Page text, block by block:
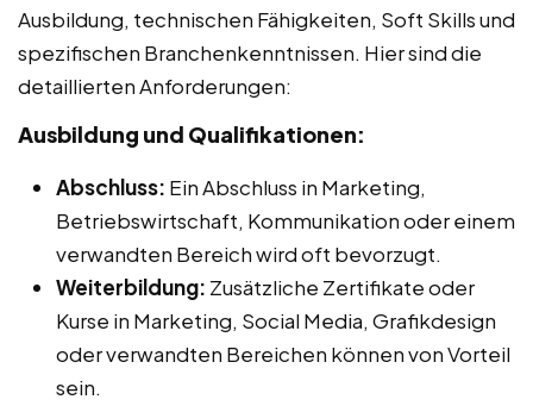
Ausbildung, technischen Fähigkeiten, Soft Skills und
spezifischen Branchenkenntnissen. Hier sind die
detaillierten Anforderungen:
Ausbildung und Qualifikationen:
Abschluss: Ein Abschluss in Marketing,
Betriebswirtschaft, Kommunikation oder einem
verwandten Bereich wird oft bevorzugt.
Weiterbildung: Zusätzliche Zertifikate oder
Kurse in Marketing, Social Media, Grafikdesign
oder verwandten Bereichen können von Vorteil
sein.